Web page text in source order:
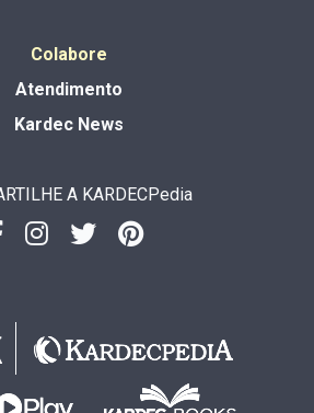
Colabore
Atendimento
Kardec News
A KARDECPedia